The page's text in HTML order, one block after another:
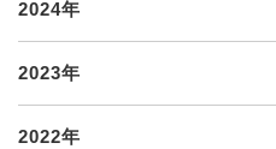
2024年
2023年
2022年